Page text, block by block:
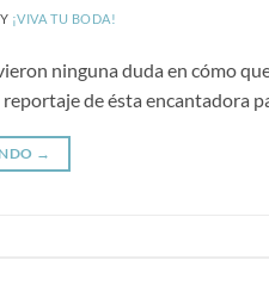
¡VIVA TU BODA!
ninguna duda en cómo
de ésta encantadora
→